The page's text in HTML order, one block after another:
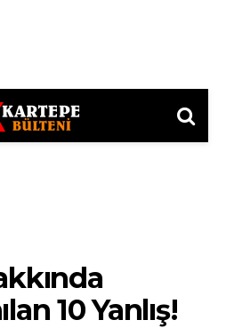
10 Yanlış!